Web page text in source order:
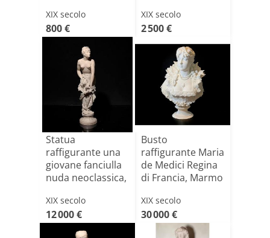
XIX secolo
800 €
XIX secolo
2 500 €
Statua
raffigurante una
giovane fanciulla
nuda neoclassica,
XIX secolo
12 000 €
Busto
raffigurante Maria
de Medici Regina
di Francia, Marmo
XIX secolo
30 000 €